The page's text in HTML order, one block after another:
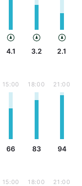
4.1 3.2 2.1
15:00
66
18:00
83
21:00
94
15:00 18:00 21:00